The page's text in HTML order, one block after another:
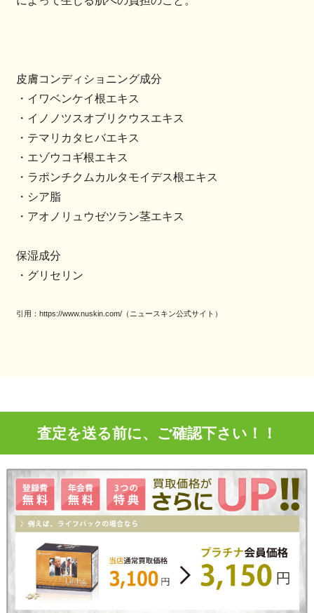
皮膚コンディショニング成分
・イワベンケイ根エキス
・イノノツスオブリクウスエキス
・テマリカタヒバエキス
・エゾウコギ根エキス
・ラポンチクムカルタモイデス根エキス
・シア脂
・アオノリュウゼツラン茎エキス
保湿成分
・グリセリン
引用：https://www.nuskin.com/（ニュースキン公式サイト）
査定を送る前に、ご確認下さい！！